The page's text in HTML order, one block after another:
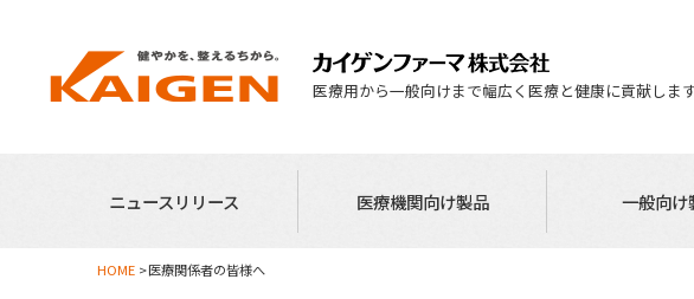
医療用から一般向けまで幅広く医療と健康に貢献しま
ニュースリリース 医療機関向け製品 一般向け
HOME 医療関係者の皆様へ